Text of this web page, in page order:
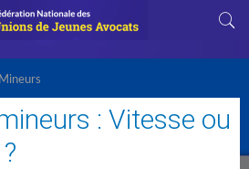
Mineurs
: Vitesse ou